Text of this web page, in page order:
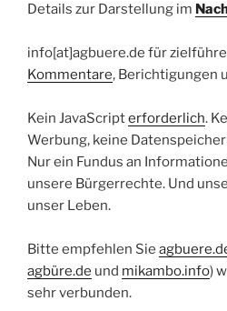
Details zur Darstellung im
info[at]agbuere.de für
Kommentare, Berichtigungen
Kein JavaScripterforderlich.
Werbung, keine
Nur ein Fundus an
unsere Bürgerrechte. Und
unser Leben.
Bitte empfehlen Sie
agbüre.de und mikambo.info)
sehr verbunden.